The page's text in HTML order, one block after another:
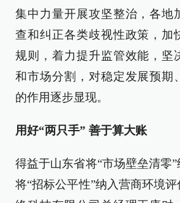
集中力量开展攻坚整治，各地
查和纠正各类歧视性政策，加
规则，着力提升监管效能，坚
和市场分割，对稳定发展预期
的作用逐步显现。
用好“两只手” 善于算大账
得益于山东省将“市场壁垒清零”
将“招标公平性”纳入营商环境